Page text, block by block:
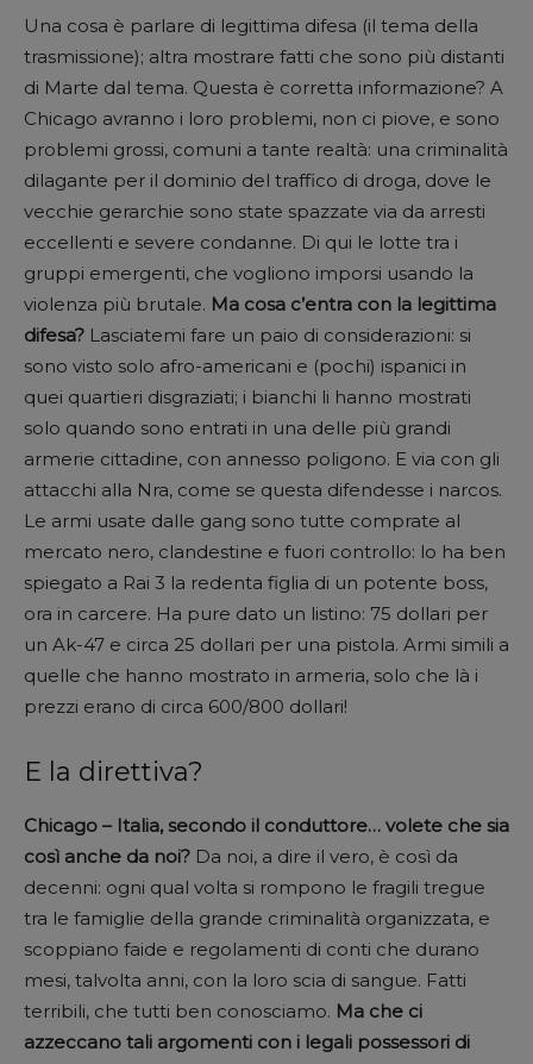
Una cosa è parlare di legittima difesa (il tema della
trasmissione); altra mostrare fatti che sono più distanti
di Marte dal tema. Questa è corretta informazione? A
Chicago avranno i loro problemi, non ci piove, e sono
problemi grossi, comuni a tante realtà: una criminalità
dilagante per il dominio del traffico di droga, dove le
vecchie gerarchie sono state spazzate via da arresti
eccellenti e severe condanne. Di qui le lotte tra i
gruppi emergenti, che vogliono imporsi usando la
violenza più brutale. Ma cosa c’entra con la legittima
difesa? Lasciatemi fare un paio di considerazioni: si
sono visto solo afro-americani e (pochi) ispanici in
quei quartieri disgraziati; i bianchi li hanno mostrati
solo quando sono entrati in una delle più grandi
armerie cittadine, con annesso poligono. E via con gli
attacchi alla Nra, come se questa difendesse i narcos.
Le armi usate dalle gang sono tutte comprate al
mercato nero, clandestine e fuori controllo: lo ha ben
spiegato a Rai 3 la redenta figlia di un potente boss,
ora in carcere. Ha pure dato un listino: 75 dollari per
un Ak-47 e circa 25 dollari per una pistola. Armi simili a
quelle che hanno mostrato in armeria, solo che là i
prezzi erano di circa 600/800 dollari!
E la direttiva?
Chicago – Italia, secondo il conduttore… volete che sia
così anche da noi? Da noi, a dire il vero, è così da
decenni: ogni qual volta si rompono le fragili tregue
tra le famiglie della grande criminalità organizzata, e
scoppiano faide e regolamenti di conti che durano
mesi, talvolta anni, con la loro scia di sangue. Fatti
terribili, che tutti ben conosciamo. Ma che ci
azzeccano tali argomenti con i legali possessori di